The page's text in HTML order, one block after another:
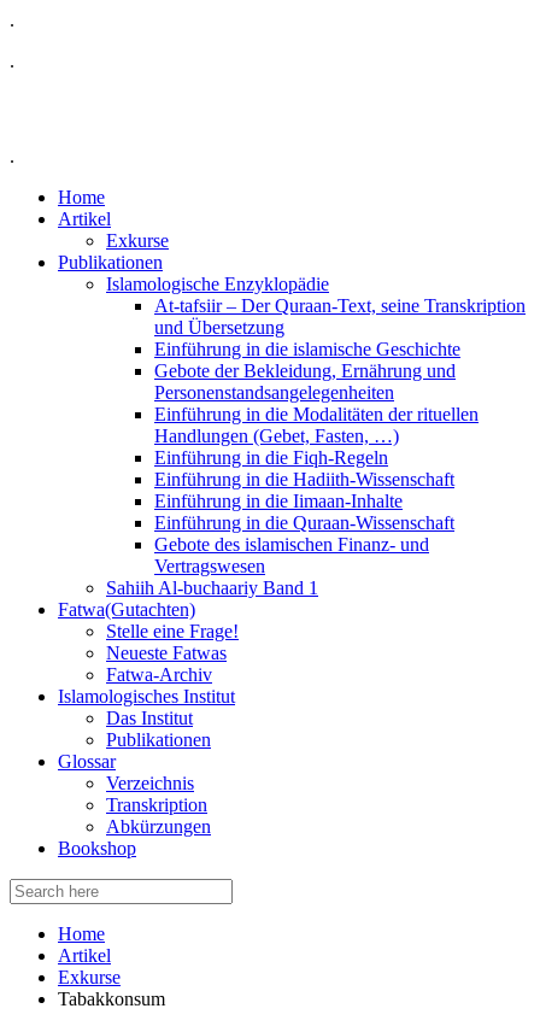
.
.
.
Home
Artikel
Exkurse
Publikationen
Islamologische Enzyklopädie
At-tafsiir – Der Quraan-Text, seine Transkription
und Übersetzung
Einführung in die islamische Geschichte
Gebote der Bekleidung, Ernährung und
Personenstandsangelegenheiten
Einführung in die Modalitäten der rituellen
Handlungen (Gebet, Fasten, …)
Einführung in die Fiqh-Regeln
Einführung in die Hadiith-Wissenschaft
Einführung in die Iimaan-Inhalte
Einführung in die Quraan-Wissenschaft
Gebote des islamischen Finanz- und
Vertragswesen
Sahiih Al-buchaariy Band 1
Fatwa(Gutachten)
Stelle eine Frage!
Neueste Fatwas
Fatwa-Archiv
Islamologisches Institut
Das Institut
Publikationen
Glossar
Verzeichnis
Transkription
Abkürzungen
Bookshop
Search
for:
Home
Artikel
Exkurse
Tabakkonsum